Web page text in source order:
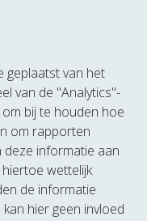
geplaatst van het
van de "Analytics"-
bij te houden hoe
om rapporten
deze informatie aan
wettelijk
de informatie
hier geen invloed